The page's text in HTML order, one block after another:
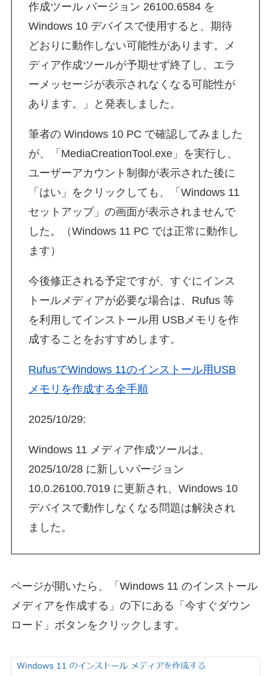
作成ツール バージョン 26100.6584 を
Windows 10 デバイスで使用すると、期待
どおりに動作しない可能性があります。メ
ディア作成ツールが予期せず終了し、エラ
ーメッセージが表示されなくなる可能性が
あります。」と発表しました。
筆者の Windows 10 PC で確認してみました
が、「MediaCreationTool.exe」を実行し、
ユーザーアカウント制御が表示された後に
「はい」をクリックしても、「Windows 11
セットアップ」の画面が表示されませんで
した。（Windows 11 PC では正常に動作し
ます）
今後修正される予定ですが、すぐにインス
トールメディアが必要な場合は、Rufus 等
を利用してインストール用 USBメモリを作
成することをおすすめします。
RufusでWindows 11のインストール用USB
メモリを作成する全手順
2025/10/29:
Windows 11 メディア作成ツールは、
2025/10/28 に新しいバージョン
10.0.26100.7019 に更新され、Windows 10
デバイスで動作しなくなる問題は解決され
ました。
ページが開いたら、「Windows 11 のインストール
メディアを作成する」の下にある「今すぐダウン
ロード」ボタンをクリックします。